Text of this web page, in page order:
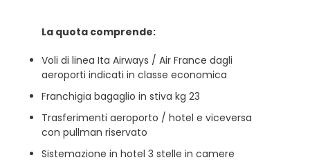
La quota comprende:
Voli di linea Ita Airways / Air France dagli
aeroporti indicati in classe economica
Franchigia bagaglio in stiva kg 23
Trasferimenti aeroporto / hotel e viceversa
con pullman riservato
Sistemazione in hotel 3 stelle in camere